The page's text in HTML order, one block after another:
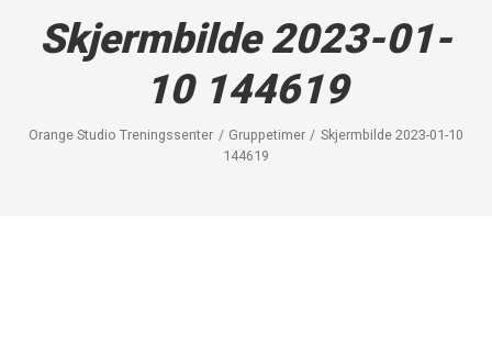
Skjermbilde 2023-01-
10 144619
Orange Studio Treningssenter Gruppetimer
Skjermbilde 2023-01-10
144619